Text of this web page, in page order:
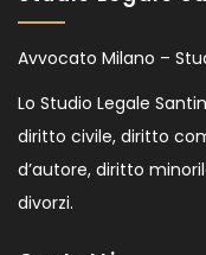
Avvocato Milano –
Lo Studio Legale
diritto civile, diritto
d’autore, diritto
divorzi.